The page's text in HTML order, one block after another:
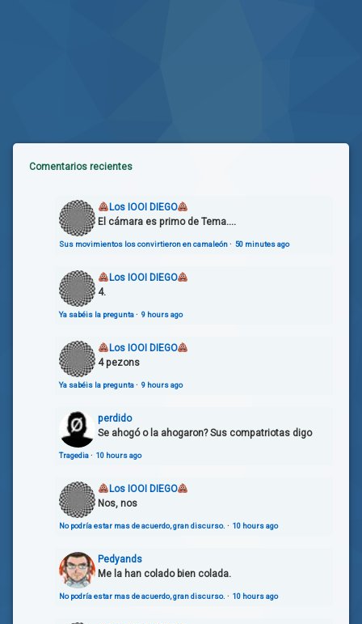
Comentarios recientes
Los IOOI DIEGO
El cámara es primo de Tema....
Sus movimientos los convirtieron en camaleón· 50 minutes ago
Los IOOI DIEGO
4.
Ya sabéis la pregunta· 9 hours ago
Los IOOI DIEGO
4 pezons
Ya sabéis la pregunta· 9 hours ago
perdido
Se ahogó o la ahogaron? Sus compatriotas digo
Tragedia· 10 hours ago
Los IOOI DIEGO
Nos, nos
No podría estar mas de acuerdo, gran discurso. · 10 hours ago
Pedyands
Me la han colado bien colada.
No podría estar mas de acuerdo, gran discurso. · 10 hours ago